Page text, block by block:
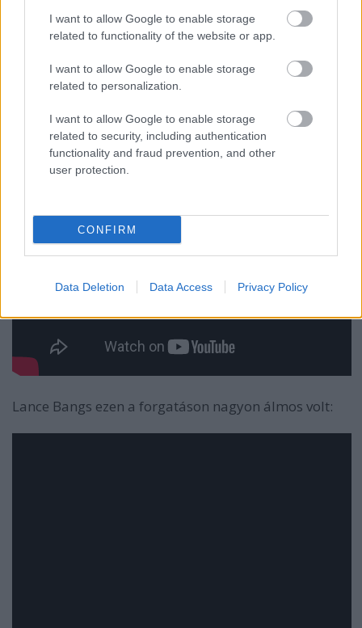
I want to allow Google to enable storage
related to functionality of the website or app.
I want to allow Google to enable storage
related to personalization.
I want to allow Google to enable storage
related to security, including authentication
functionality and fraud prevention, and other
user protection.
CONFIRM
Data Deletion Data Access Privacy Policy
Bangs-klipje, melyhez az animációs részeket a
zenekar egyik hajdani tagja, a dalban társszerzőként
Lance Bangs ezen a forgatáson nagyon álmos volt: